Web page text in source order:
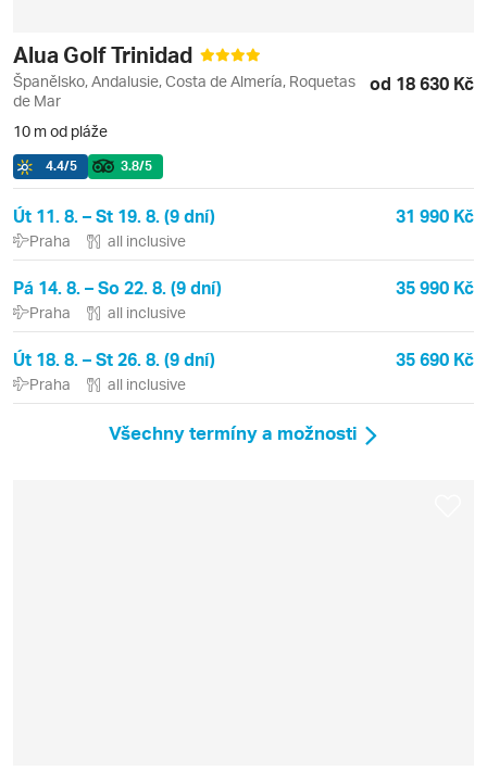
Alua Golf Trinidad
Španělsko, Andalusie, Costa de Almería, Roquetas
de Mar
od 18 630 Kč
10 m od pláže
4.4/5 3.8/5
Út 11. 8. – St 19. 8. (9 dní) 31 990 Kč
Praha all inclusive
Pá 14. 8. – So 22. 8. (9 dní) 35 990 Kč
Praha all inclusive
Út 18. 8. – St 26. 8. (9 dní) 35 690 Kč
Praha all inclusive
Všechny termíny a možnosti